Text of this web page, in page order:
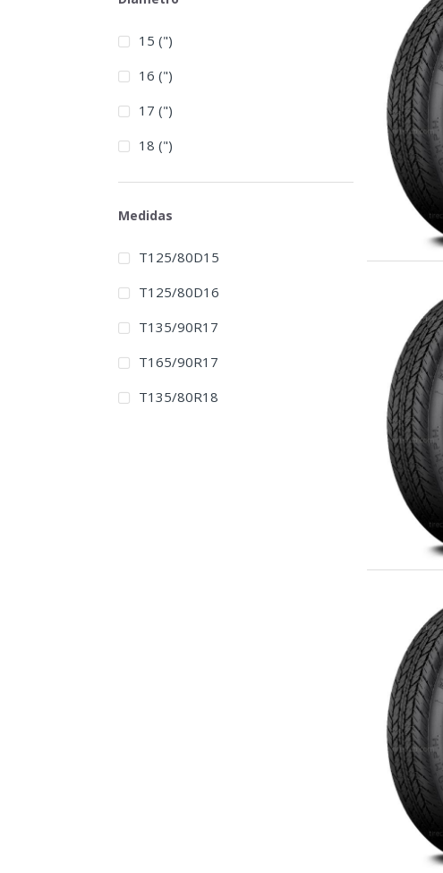
15 (")
16 (")
17 (")
18 (")
Medidas
T125/80D15
T125/80D16
T135/90R17
T165/90R17
T135/80R18